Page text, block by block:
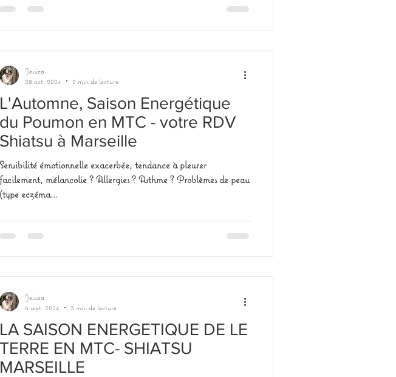
L'Automne, Saison Energétique
du Poumon en MTC - votre RDV
Shiatsu à Marseille
Sensibilité émotionnelle exacerbée, tendance à pleurer
facilement, mélancolie ? Allergies ? Asthme ? Problèmes de peau
(type eczéma...
Jessica
28 oct. 2024
2 min de lecture
LA SAISON ENERGETIQUE DE LE
TERRE EN MTC- SHIATSU
MARSEILLE
Jessica
6 sept. 2024
3 min de lecture